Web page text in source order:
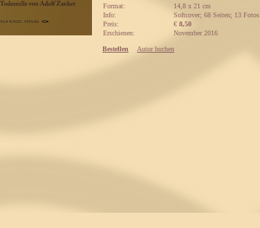
Format:
14,8 x 21 cm
Info:
Softcover; 68 Seiten; 13 Fotos
Preis:
€ 8,50
Erschienen:
November 2016
Bestellen Autor buchen